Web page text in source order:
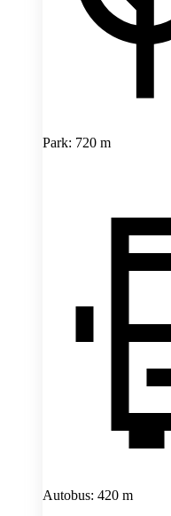
Park: 720 m
Autobus: 420 m